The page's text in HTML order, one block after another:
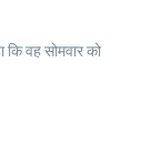
कि वह सोमवार को